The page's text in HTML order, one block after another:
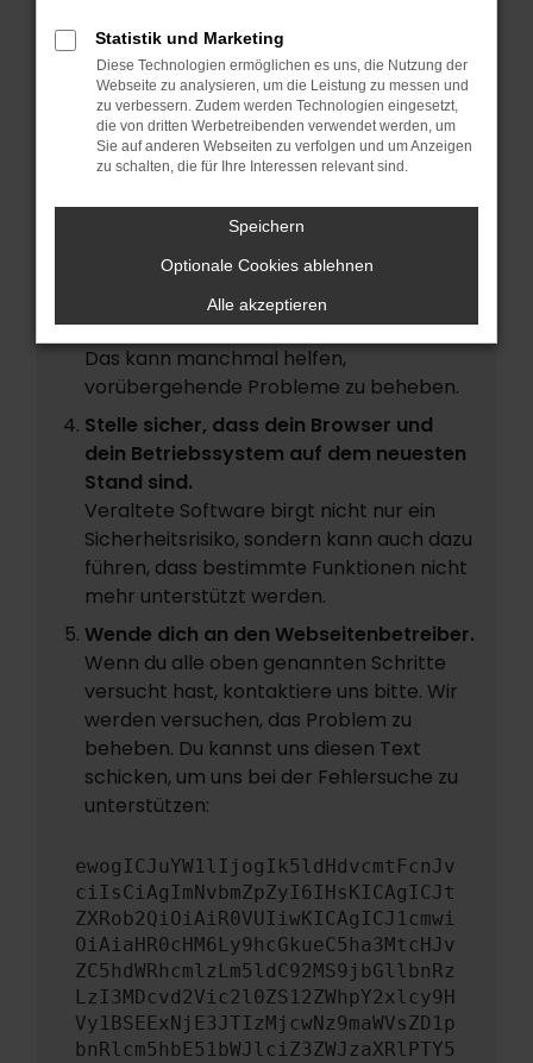
Überprüfe deine Firewall und deine
Internetverbindung.
Laden andere Webseiten, zum Beispiel
deine Suchmaschine?
Prüfe deine Browsererweiterungen.
Manche Erweiterungen, wie
Werbeblocker, können das Laden
bestimmter Seiten verhindern.
Funktioniert die Seite in einem anderen
Browser oder in einem privaten Fenster?
Starte dein Gerät neu.
Das kann manchmal helfen,
vorübergehende Probleme zu beheben.
Stelle sicher, dass dein Browser und
dein Betriebssystem auf dem neuesten
Stand sind.
Veraltete Software birgt nicht nur ein
Sicherheitsrisiko, sondern kann auch dazu
führen, dass bestimmte Funktionen nicht
mehr unterstützt werden.
Wende dich an den Webseitenbetreiber.
Wenn du alle oben genannten Schritte
versucht hast, kontaktiere uns bitte. Wir
werden versuchen, das Problem zu
beheben. Du kannst uns diesen Text
schicken, um uns bei der Fehlersuche zu
unterstützen:
ewogICJuYW1lIjogIk5ldHdvcmtFcnJv
ciIsCiAgImNvbmZpZyI6IHsKICAgICJt
ZXRob2QiOiAiR0VUIiwKICAgICJ1cmwi
OiAiaHR0cHM6Ly9hcGkueC5ha3MtcHJv
ZC5hdWRhcmlzLm5ldC92MS9jbGllbnRz
LzI3MDcvd2Vic2l0ZS12ZWhpY2xlcy9H
Vy1BSEExNjE3JTIzMjcwNz9maWVsZD1p
bnRlcm5hbE51bWJlciZ3ZWJzaXRlPTY5
Statistik und Marketing
Diese Technologien ermöglichen es uns, die Nutzung der
Webseite zu analysieren, um die Leistung zu messen und
zu verbessern. Zudem werden Technologien eingesetzt,
die von dritten Werbetreibenden verwendet werden, um
Sie auf anderen Webseiten zu verfolgen und um Anzeigen
zu schalten, die für Ihre Interessen relevant sind.
Speichern
Optionale Cookies ablehnen
Alle akzeptieren